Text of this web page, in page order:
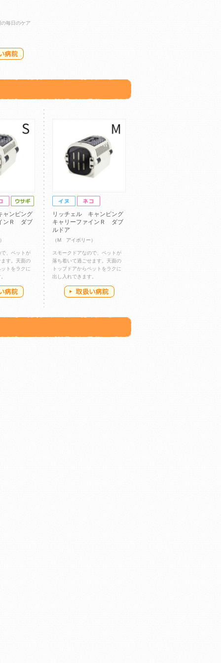
毎日のケア
ンピング
ンＲ ダブ
、ペットが
す。天面の
トをラクに
リッチェル キャンピング
キャリーファインＲ ダブ
ルドア
（M アイボリー）
スモークドアなので、ペットが
落ち着いて過ごせます。天面の
トップドアからペットをラクに
出し入れできます。